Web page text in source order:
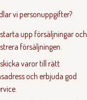
vi personuppgifter?
upp försäljningar och
försäljningen.
varor till rätt
och erbjuda god